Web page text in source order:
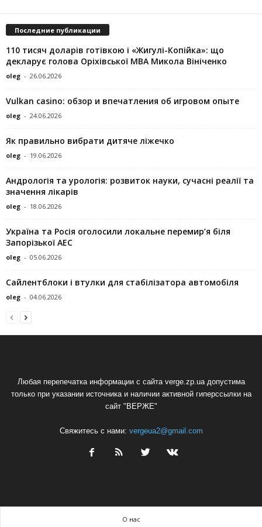
Последние публикации
110 тисяч доларів готівкою і «Жигулі-Копійка»: що
декларує голова Оріхівської МВА Микола Вініченко
oleg - 26.06.2026
Vulkan casino: обзор и впечатления об игровом опыте
oleg - 24.06.2026
Як правильно вибрати дитяче ліжечко
oleg - 19.06.2026
Андрологія та урологія: розвиток науки, сучасні реалії та
значення лікарів
oleg - 18.06.2026
Україна та Росія оголосили локальне перемир’я біля
Запорізької АЕС
oleg - 05.06.2026
Сайлентблоки і втулки для стабілізатора автомобіля
oleg - 04.06.2026
Любая перепечатка информации с сайта verge.zp.ua допустима
только при указании источника и наличии активной гиперссылки на
сайт "ВЕРЖЕ"
Свяжитесь с нами: vergeua2@gmail.com
О нас